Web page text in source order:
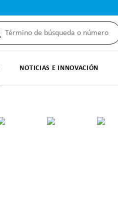
NOTICIAS E INNOVACIÓN